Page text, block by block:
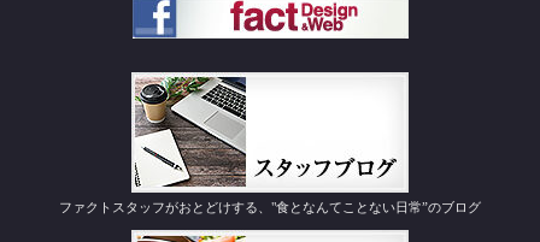
ファクトスタッフがおとどけする、"食となんてことない日常”のブログ